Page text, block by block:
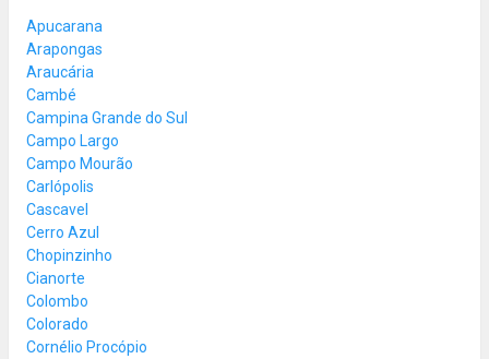
Apucarana
Arapongas
Araucária
Cambé
Campina Grande do Sul
Campo Largo
Campo Mourão
Carlópolis
Cascavel
Cerro Azul
Chopinzinho
Cianorte
Colombo
Colorado
Cornélio Procópio